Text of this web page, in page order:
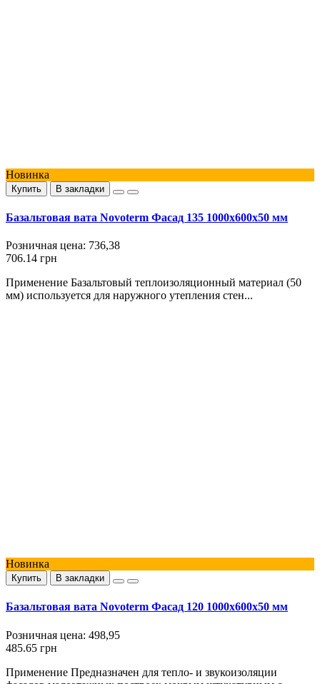
Новинка
Купить В закладки
Базальтовая вата Novoterm Фасад 135 1000х600х50 мм
Розничная цена: 736,38
706.14 грн
Применение Базальтовый теплоизоляционный материал (50
мм) используется для наружного утепления стен...
Новинка
Купить В закладки
Базальтовая вата Novoterm Фасад 120 1000х600х50 мм
Розничная цена: 498,95
485.65 грн
Применение Предназначен для тепло- и звукоизоляции